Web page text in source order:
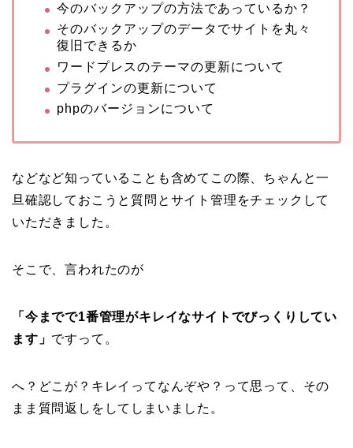
今のバックアップの方法であっているか？
そのバックアップのデータでサイトを丸々
復旧できるか
ワードプレスのテーマの更新について
プラグインの更新について
phpのバージョンについて
などなど知っていることも含めてこの際、ちゃんと一
旦確認しておこうと質問とサイト管理をチェックして
いただきました。
そこで、言われたのが
「今までで1番管理がキレイなサイトでびっくりしてい
ます」 ですって。
へ？どこが？キレイってなんぞや？って思って、その
まま質問返しをしてしまいました。